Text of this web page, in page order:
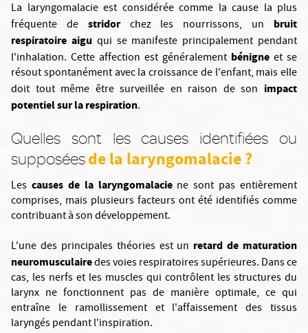
La laryngomalacie est considérée comme la cause la plus
fréquente de stridorchez les nourrissons, un
bruit
respiratoire aigu qui se manifeste principalement pendant
l'inhalation. Cette affection est généralement bénigne et se
résout spontanément avec la croissance de l'enfant, mais elle
doit tout même être surveillée en raison de son impact
potentiel sur la respiration.
Quelles sont les causes identifiées ou
supposéesde la laryngomalacie ?
Les causes de la laryngomalaciene sont pas entièrement
comprises, mais plusieurs facteurs ont été identifiés comme
contribuant à son développement.
L'une des principales théories est un retard de maturation
neuromusculairedes voies respiratoires supérieures. Dans ce
cas, les nerfs et les muscles qui contrôlent les structures du
larynx ne fonctionnent pas de manière optimale, ce qui
entraîne le ramollissement et l'affaissement des tissus
laryngés pendant l'inspiration.